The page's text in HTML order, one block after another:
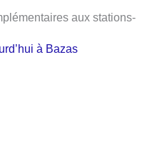
aux stations-
à Bazas